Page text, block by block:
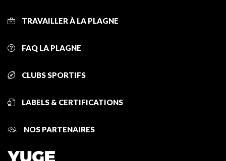
TRAVAILLER À LA PLAGNE
FAQ LA PLAGNE
CLUBS SPORTIFS
LABELS & CERTIFICATIONS
NOS PARTENAIRES